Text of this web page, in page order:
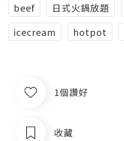
beef
日式火鍋放題
icecream
hotpot
1個讚好
收藏